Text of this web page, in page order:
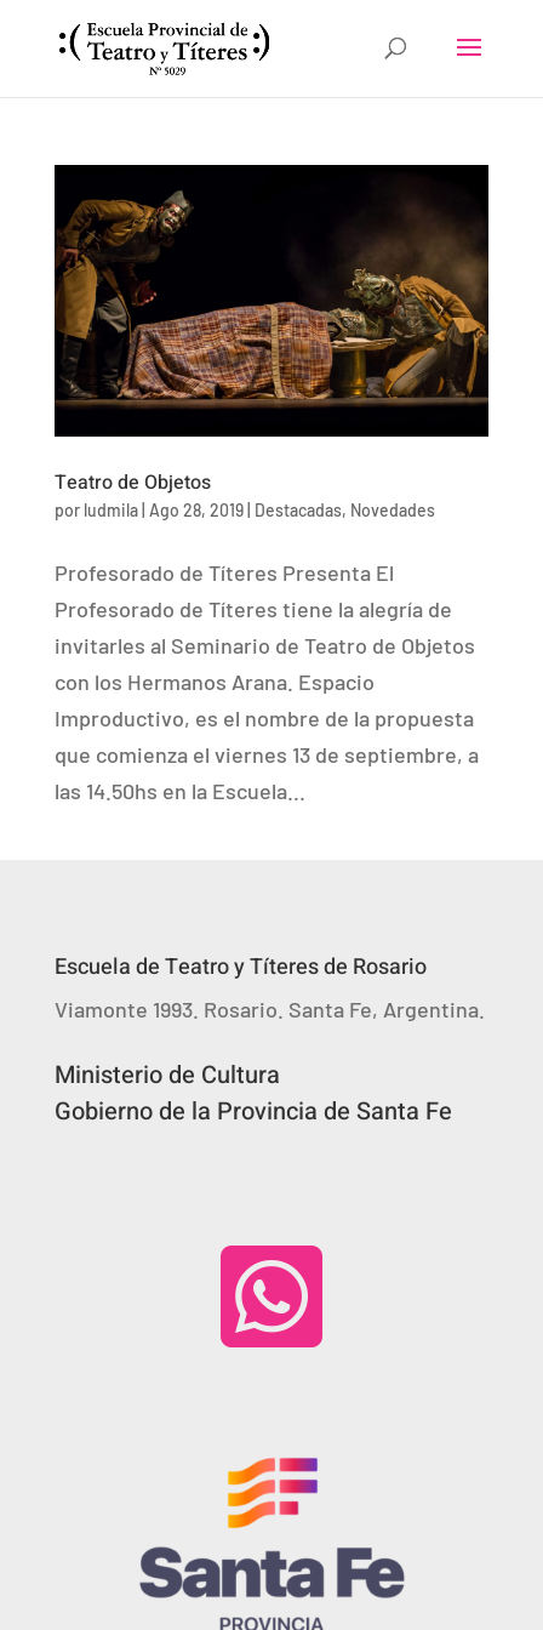
Teatro de Objetos
por ludmila| Ago 28, 2019| Destacadas, Novedades
Profesorado de Títeres Presenta El
Profesorado de Títeres tiene la alegría de
invitarles al Seminario de Teatro de Objetos
con los Hermanos Arana. Espacio
Improductivo, es el nombre de la propuesta
que comienza el viernes 13 de septiembre, a
las 14.50hs en la Escuela...
Escuela de Teatro y Títeres de Rosario
Viamonte 1993. Rosario. Santa Fe, Argentina.
Ministerio de Cultura
Gobierno de la Provincia de Santa Fe
